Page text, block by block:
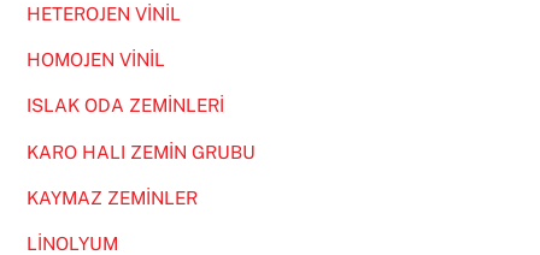
HETEROJEN VİNİL
HOMOJEN VİNİL
ISLAK ODA ZEMİNLERİ
KARO HALI ZEMİN GRUBU
KAYMAZ ZEMİNLER
LİNOLYUM